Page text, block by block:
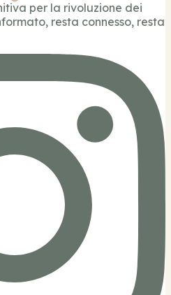
per la rivoluzione dei
resta connesso, resta